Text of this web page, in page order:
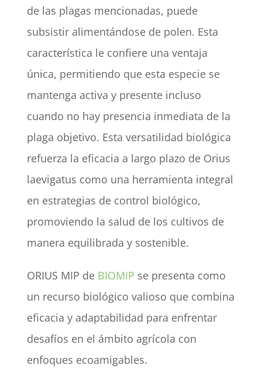
de las plagas mencionadas, puede
subsistir alimentándose de polen. Esta
característica le confiere una ventaja
única, permitiendo que esta especie se
mantenga activa y presente incluso
cuando no hay presencia inmediata de la
plaga objetivo. Esta versatilidad biológica
refuerza la eficacia a largo plazo de Orius
laevigatus como una herramienta integral
en estrategias de control biológico,
promoviendo la salud de los cultivos de
manera equilibrada y sostenible.
ORIUS MIP de BIOMIP se presenta como
un recurso biológico valioso que combina
eficacia y adaptabilidad para enfrentar
desafíos en el ámbito agrícola con
enfoques ecoamigables.